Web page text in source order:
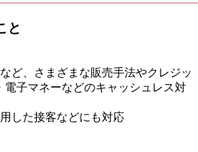
と
ど、さまざまな販売手法やクレジッ
電子マネーなどのキャッシュレス対
した接客などにも対応